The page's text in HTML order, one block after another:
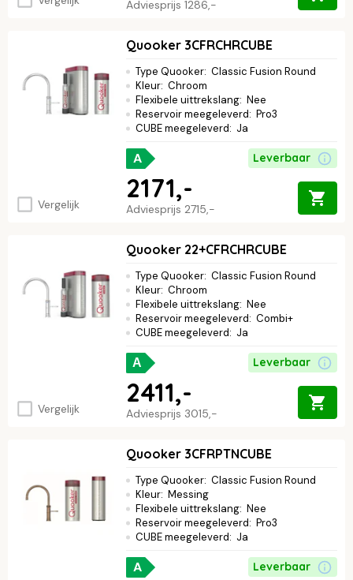
Adviesprijs 1286,-
Vergelijk
Quooker 3CFRCHRCUBE
Type Quooker: Classic Fusion Round
Kleur: Chroom
Flexibele uittrekslang: Nee
Reservoir meegeleverd: Pro3
CUBE meegeleverd: Ja
A Leverbaar
Adviesprijs 2715,-
2171,-
Vergelijk
Quooker 22+CFRCHRCUBE
Type Quooker: Classic Fusion Round
Kleur: Chroom
Flexibele uittrekslang: Nee
Reservoir meegeleverd: Combi+
CUBE meegeleverd: Ja
A Leverbaar
Adviesprijs 3015,-
2411,-
Quooker 3CFRPTNCUBE
Type Quooker: Classic Fusion Round
Kleur: Messing
Flexibele uittrekslang: Nee
Reservoir meegeleverd: Pro3
CUBE meegeleverd: Ja
A Leverbaar